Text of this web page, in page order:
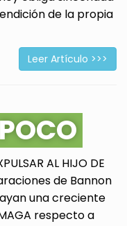
de la propia
Leer Artículo >>>
AL HIJO DE
de Bannon
una creciente
respecto a